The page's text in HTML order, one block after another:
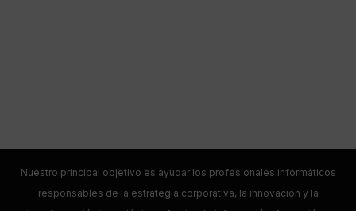
Nuestro principal objetivo es ayudar los profesionales informáticos
responsables de la estrategia corporativa, la innovación y la